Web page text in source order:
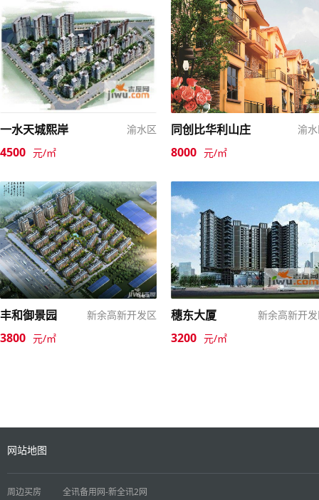
一水天城熙岸 渝水区
4500 元/㎡
同创比华利山庄 渝
8000 元/㎡
丰和御景园 新余高新开发区
3800 元/㎡
穗东大厦 新余高新开
3200 元/㎡
网站地图
周边买房 全讯备用网-新全讯2网